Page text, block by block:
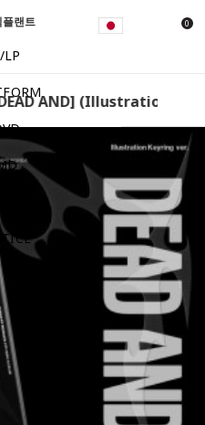
0
LP
AND] (Illustration